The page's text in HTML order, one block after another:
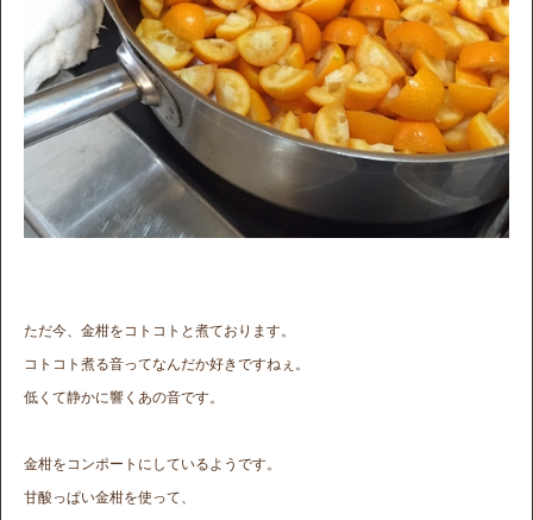
ただ今、金柑をコトコトと煮ております。
コトコト煮る音ってなんだか好きですねぇ。
低くて静かに響くあの音です。
金柑をコンポートにしているようです。
甘酸っぱい金柑を使って、